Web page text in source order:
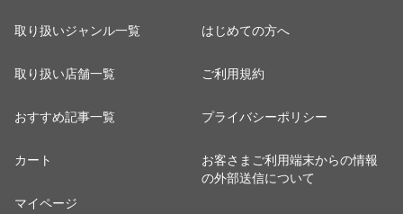
取り扱いジャンル一覧
取り扱い店舗一覧
おすすめ記事一覧
カート
マイページ
はじめての方へ
ご利用規約
プライバシーポリシー
お客さまご利用端末からの情報
の外部送信について